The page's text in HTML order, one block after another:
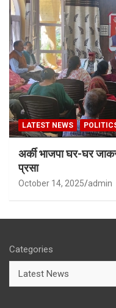
LATEST NEWS
अर्की भाजपा घर-घर
प्रसा
October 14, 2025 admin
Categories